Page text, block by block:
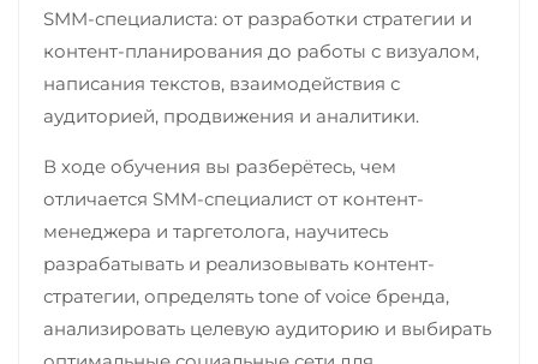
SMM-специалиста: от разработки стратегии и
контент-планирования до работы с визуалом,
написания текстов, взаимодействия с
аудиторией, продвижения и аналитики.
В ходе обучения вы разберётесь, чем
отличается SMM-специалист от контент-
менеджера и таргетолога, научитесь
разрабатывать и реализовывать контент-
стратегии, определять tone of voice бренда,
анализировать целевую аудиторию и выбирать